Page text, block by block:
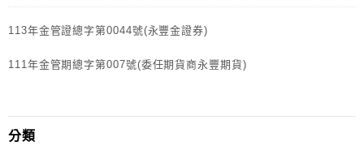
113年金管證總字第0044號(永豐金證券)
111年金管期總字第007號(委任期貨商永豐期貨)
分類